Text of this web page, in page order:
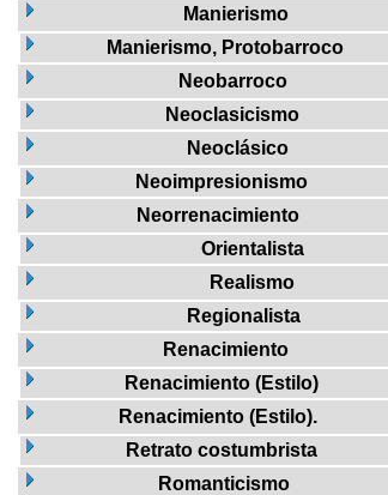
Manierismo
Manierismo, Protobarroco
Neobarroco
Neoclasicismo
Neoclásico
Neoimpresionismo
Neorrenacimiento
Orientalista
Realismo
Regionalista
Renacimiento
Renacimiento (Estilo)
Renacimiento (Estilo).
Retrato costumbrista
Romanticismo